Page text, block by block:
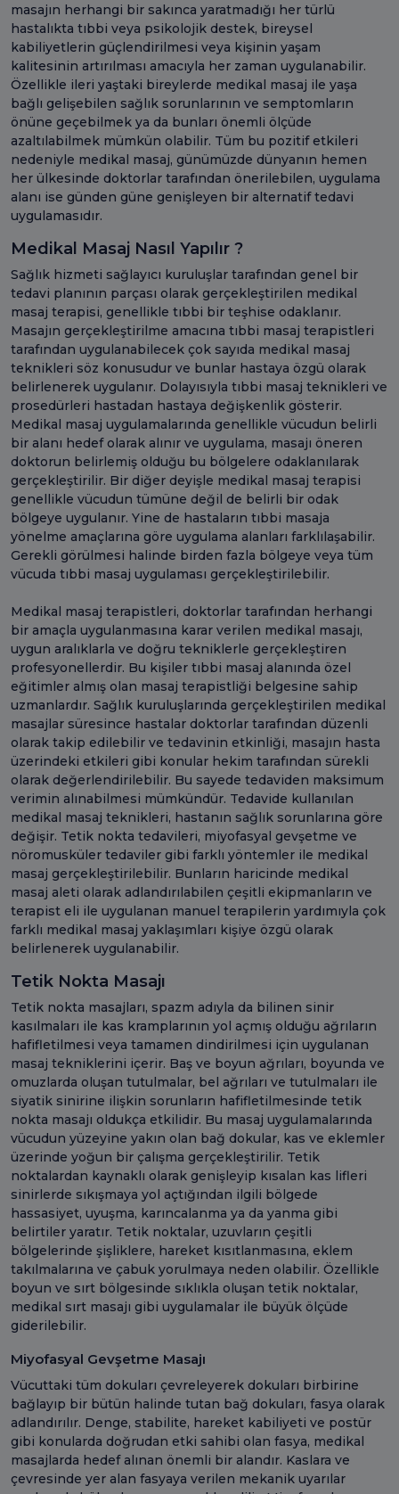
masajın herhangi bir sakınca yaratmadığı her türlü
hastalıkta tıbbi veya psikolojik destek, bireysel
kabiliyetlerin güçlendirilmesi veya kişinin yaşam
kalitesinin artırılması amacıyla her zaman uygulanabilir.
Özellikle ileri yaştaki bireylerde medikal masaj ile yaşa
bağlı gelişebilen sağlık sorunlarının ve semptomların
önüne geçebilmek ya da bunları önemli ölçüde
azaltılabilmek mümkün olabilir. Tüm bu pozitif etkileri
nedeniyle medikal masaj, günümüzde dünyanın hemen
her ülkesinde doktorlar tarafından önerilebilen, uygulama
alanı ise günden güne genişleyen bir alternatif tedavi
uygulamasıdır.
Medikal Masaj Nasıl Yapılır ?
Sağlık hizmeti sağlayıcı kuruluşlar tarafından genel bir
tedavi planının parçası olarak gerçekleştirilen medikal
masaj terapisi, genellikle tıbbi bir teşhise odaklanır.
Masajın gerçekleştirilme amacına tıbbi masaj terapistleri
tarafından uygulanabilecek çok sayıda medikal masaj
teknikleri söz konusudur ve bunlar hastaya özgü olarak
belirlenerek uygulanır. Dolayısıyla tıbbi masaj teknikleri ve
prosedürleri hastadan hastaya değişkenlik gösterir.
Medikal masaj uygulamalarında genellikle vücudun belirli
bir alanı hedef olarak alınır ve uygulama, masajı öneren
doktorun belirlemiş olduğu bu bölgelere odaklanılarak
gerçekleştirilir. Bir diğer deyişle medikal masaj terapisi
genellikle vücudun tümüne değil de belirli bir odak
bölgeye uygulanır. Yine de hastaların tıbbi masaja
yönelme amaçlarına göre uygulama alanları farklılaşabilir.
Gerekli görülmesi halinde birden fazla bölgeye veya tüm
vücuda tıbbi masaj uygulaması gerçekleştirilebilir.
Medikal masaj terapistleri, doktorlar tarafından herhangi
bir amaçla uygulanmasına karar verilen medikal masajı,
uygun aralıklarla ve doğru tekniklerle gerçekleştiren
profesyonellerdir. Bu kişiler tıbbi masaj alanında özel
eğitimler almış olan masaj terapistliği belgesine sahip
uzmanlardır. Sağlık kuruluşlarında gerçekleştirilen medikal
masajlar süresince hastalar doktorlar tarafından düzenli
olarak takip edilebilir ve tedavinin etkinliği, masajın hasta
üzerindeki etkileri gibi konular hekim tarafından sürekli
olarak değerlendirilebilir. Bu sayede tedaviden maksimum
verimin alınabilmesi mümkündür. Tedavide kullanılan
medikal masaj teknikleri, hastanın sağlık sorunlarına göre
değişir. Tetik nokta tedavileri, miyofasyal gevşetme ve
nöromusküler tedaviler gibi farklı yöntemler ile medikal
masaj gerçekleştirilebilir. Bunların haricinde medikal
masaj aleti olarak adlandırılabilen çeşitli ekipmanların ve
terapist eli ile uygulanan manuel terapilerin yardımıyla çok
farklı medikal masaj yaklaşımları kişiye özgü olarak
belirlenerek uygulanabilir.
Tetik Nokta Masajı
Tetik nokta masajları, spazm adıyla da bilinen sinir
kasılmaları ile kas kramplarının yol açmış olduğu ağrıların
hafifletilmesi veya tamamen dindirilmesi için uygulanan
masaj tekniklerini içerir. Baş ve boyun ağrıları, boyunda ve
omuzlarda oluşan tutulmalar, bel ağrıları ve tutulmaları ile
siyatik sinirine ilişkin sorunların hafifletilmesinde tetik
nokta masajı oldukça etkilidir. Bu masaj uygulamalarında
vücudun yüzeyine yakın olan bağ dokular, kas ve eklemler
üzerinde yoğun bir çalışma gerçekleştirilir. Tetik
noktalardan kaynaklı olarak genişleyip kısalan kas lifleri
sinirlerde sıkışmaya yol açtığından ilgili bölgede
hassasiyet, uyuşma, karıncalanma ya da yanma gibi
belirtiler yaratır. Tetik noktalar, uzuvların çeşitli
bölgelerinde şişliklere, hareket kısıtlanmasına, eklem
takılmalarına ve çabuk yorulmaya neden olabilir. Özellikle
boyun ve sırt bölgesinde sıklıkla oluşan tetik noktalar,
medikal sırt masajı gibi uygulamalar ile büyük ölçüde
giderilebilir.
Miyofasyal Gevşetme Masajı
Vücuttaki tüm dokuları çevreleyerek dokuları birbirine
bağlayıp bir bütün halinde tutan bağ dokuları, fasya olarak
adlandırılır. Denge, stabilite, hareket kabiliyeti ve postür
gibi konularda doğrudan etki sahibi olan fasya, medikal
masajlarda hedef alınan önemli bir alandır. Kaslara ve
çevresinde yer alan fasyaya verilen mekanik uyarılar